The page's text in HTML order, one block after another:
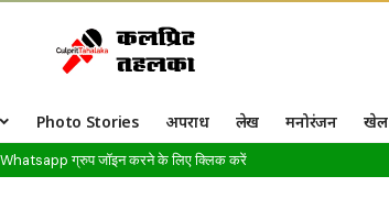
Photo Stories अपराध लेख मनोरंजन खेल
Whatsapp ग्रुप जॉइन करने के लिए क्लिक करें